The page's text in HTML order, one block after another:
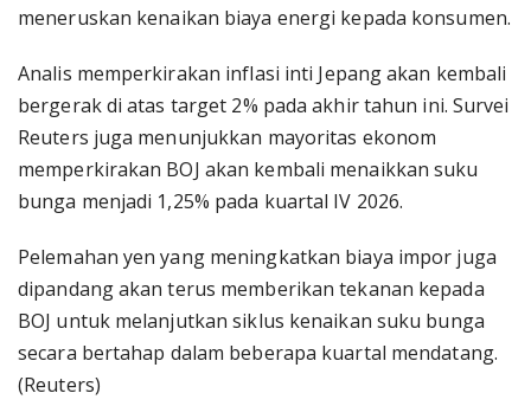
meneruskan kenaikan biaya energi kepada konsumen.
Analis memperkirakan inflasi inti Jepang akan kembali
bergerak di atas target 2% pada akhir tahun ini. Survei
Reuters juga menunjukkan mayoritas ekonom
memperkirakan BOJ akan kembali menaikkan suku
bunga menjadi 1,25% pada kuartal IV 2026.
Pelemahan yen yang meningkatkan biaya impor juga
dipandang akan terus memberikan tekanan kepada
BOJ untuk melanjutkan siklus kenaikan suku bunga
secara bertahap dalam beberapa kuartal mendatang.
(Reuters)